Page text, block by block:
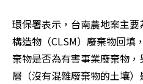
環保署表示，台南農地案主
構造物（CLSM）廢棄物回填
棄物是否為有害事業廢棄物
層（沒有混雜廢棄物的土壤